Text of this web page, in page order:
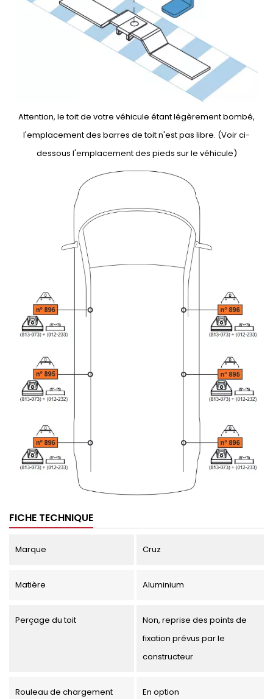
Attention, le toit de votre véhicule étant légèrement bombé,
l'emplacement des barres de toit n'est pas libre. (Voir ci-
dessous l'emplacement des pieds sur le véhicule)
FICHE TECHNIQUE
Marque Cruz
Matière Aluminium
Perçage du toit
Non, reprise des points de
fixation prévus par le
constructeur
Rouleau de chargement En option